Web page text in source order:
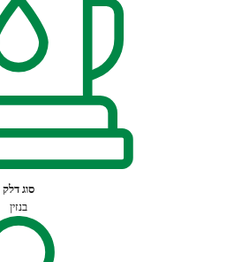
סוג דלק
בנזין